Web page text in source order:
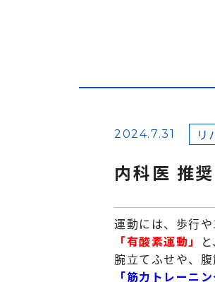
2024.7.31 リ
内科医 推
運動には、歩行
「有酸素運動」
と
腕立てふせや、
「筋力トレーニン